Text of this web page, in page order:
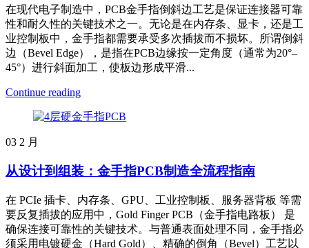
在现代电子制造中，PCB金手指倒斜边工艺是保证连接器可靠
性和耐久性的关键技术之一。无论是在内存条、显卡，还是工
业控制板中，金手指都需要承受多次插拔而不损坏。所谓倒斜
边（Bevel Edge），是指在PCB边缘按一定角度（通常为20°–
45°）进行斜面加工，使板边形成平滑...
Continue reading
03 2 月
从设计到组装：金手指PCB制造全流程指南
在 PCIe 插卡、内存条、GPU、工业控制板、服务器背板 等需
要反复插拔的应用中，Gold Finger PCB（金手指电路板） 是
确保连接可靠性的关键技术。与普通表面处理不同，金手指必
须采用电镀硬金（Hard Gold）、精确的倒角（Bevel）工艺以